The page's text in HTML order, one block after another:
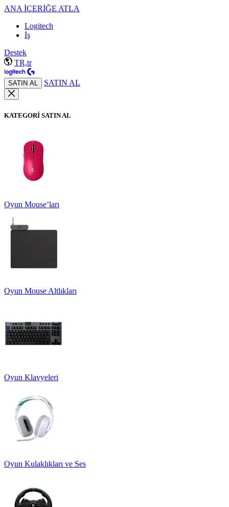
ANA İÇERİĞE ATLA
Logitech
İş
Destek
TR,tr
SATIN AL SATIN AL
KATEGORİ SATIN AL
Oyun Mouse’ları
Oyun Mouse Altlıkları
Oyun Klavyeleri
Oyun Kulaklıkları ve Ses